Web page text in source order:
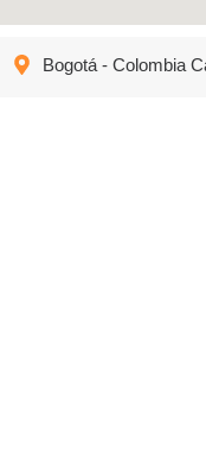
Bogotá - Colombia